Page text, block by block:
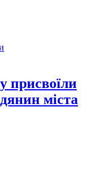
присвоїли
міста